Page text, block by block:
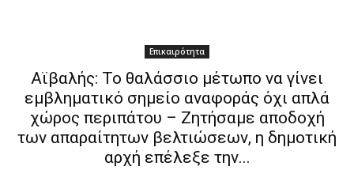
Επικαιρότητα
Αϊβαλής: Το θαλάσσιο μέτωπο να γίνει
εμβληματικό σημείο αναφοράς όχι απλά
χώρος περιπάτου – Ζητήσαμε αποδοχή
των απαραίτητων βελτιώσεων, η δημοτική
αρχή επέλεξε την...